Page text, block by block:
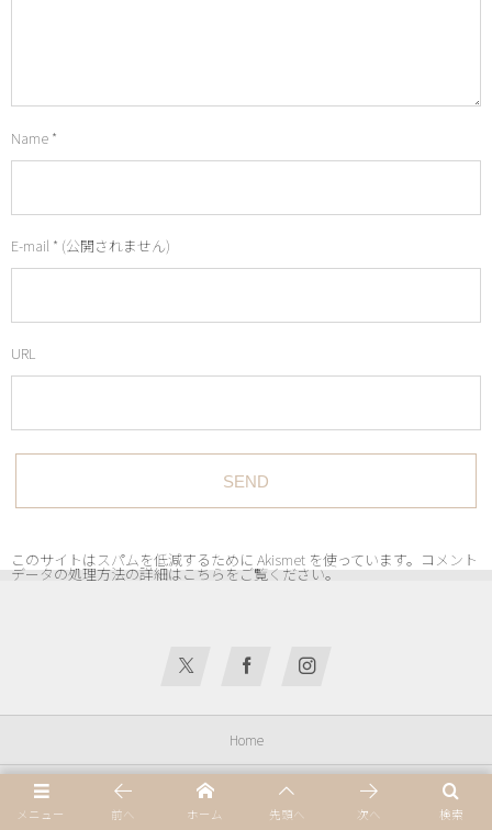
Name *
E-mail * (公開されません)
URL
このサイトはスパムを低減するために Akismet を使っています。 コメント
データの処理方法の詳細はこちらをご覧ください。
Home
プライバシーポリシー
メニュー 検索
前へ ホーム 先頭へ 次へ